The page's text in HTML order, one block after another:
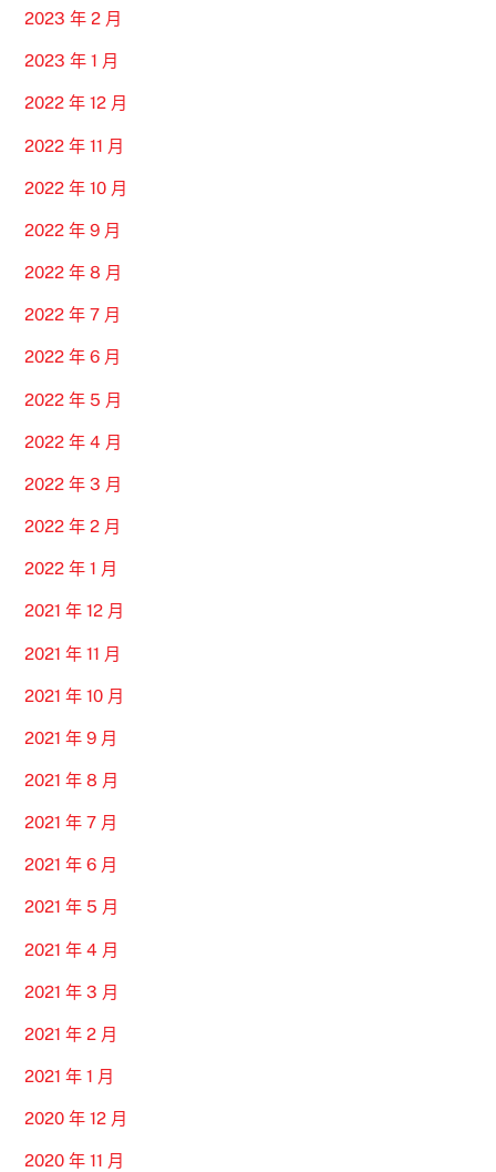
2023 年 2 月
2023 年 1 月
2022 年 12 月
2022 年 11 月
2022 年 10 月
2022 年 9 月
2022 年 8 月
2022 年 7 月
2022 年 6 月
2022 年 5 月
2022 年 4 月
2022 年 3 月
2022 年 2 月
2022 年 1 月
2021 年 12 月
2021 年 11 月
2021 年 10 月
2021 年 9 月
2021 年 8 月
2021 年 7 月
2021 年 6 月
2021 年 5 月
2021 年 4 月
2021 年 3 月
2021 年 2 月
2021 年 1 月
2020 年 12 月
2020 年 11 月